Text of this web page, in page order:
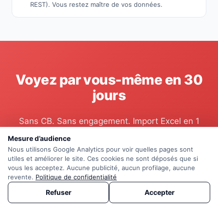
Mesure d’audience
Nous utilisons Google Analytics pour voir quelles pages sont
utiles et améliorer le site. Ces cookies ne sont déposés que si
vous les acceptez. Aucune publicité, aucun profilage, aucune
revente. Politique de confidentialité
Refuser Accepter
REST). Vous restez maître de vos données.
Voyez par vous-même en 30
jours
Sans CB. Sans engagement. Import Excel en 1
minute. Espace prêt en 2 minutes.
Démarrer l'essai gratuit